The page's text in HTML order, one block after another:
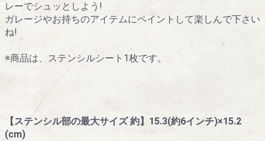
レーでシュッとしよう!
ガレージやお持ちのアイテムにペイントして楽しんで下さい
ね!
※商品は、ステンシルシート1枚です。
【ステンシル部の最大サイズ 約】15.3(約6インチ)×15.2
(cm)